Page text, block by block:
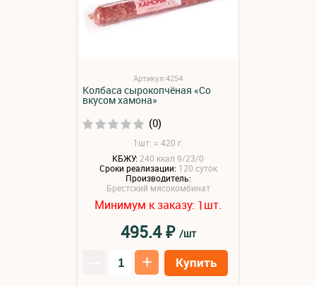
Артикул:4254
Колбаса сырокопчёная «Со
вкусом хамона»
(0)
1шт: ≈ 420 г.
КБЖУ:240 ккал 9/23/0
Сроки реализации: 120 суток
Производитель:
Брестский мясокомбинат
Минимум к заказу: 1шт.
495.4₽ /шт
+ Купить